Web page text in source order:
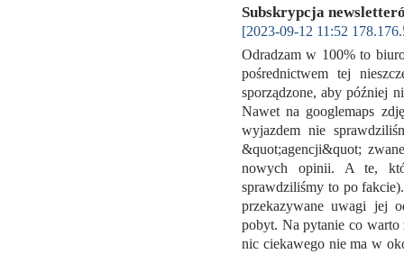
Subskrypcja
[2023-09-12 11:52
Odradzam w 100% to
pośrednictwem tej
sporządzone, aby później
Nawet na googlemaps
wyjazdem nie
&quot;agencji&quot;
nowych opinii. A te,
sprawdziliśmy to po
przekazywane uwagi jej
pobyt. Na pytanie co warto
nic ciekawego nie ma w